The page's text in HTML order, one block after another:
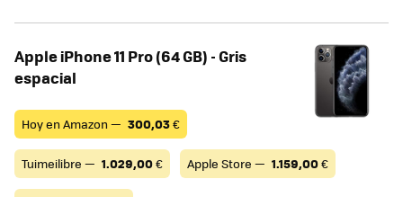
Apple iPhone 11 Pro (64 GB) - Gris
espacial
Hoy en Amazon — 300,03€
Tuimeilibre — 1.029,00€ Apple Store — 1.159,00€